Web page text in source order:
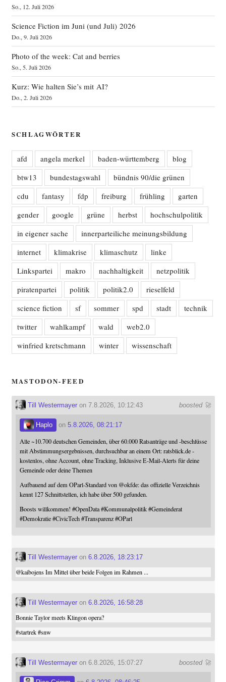
So., 12. Juli 2026
Science Fiction im Juni (und Juli) 2026
Do., 9. Juli 2026
Photo of the week: Cat and berries
So., 5. Juli 2026
Kurz: Wie halten Sie’s mit AI?
Do., 2. Juli 2026
SCHLAGWÖRTER
afd angela merkel baden-württemberg
blog
btw13
bundestagswahl
bündnis 90/die grünen
cdu
fantasy fdp freiburg frühling
garten
gender
google grüne herbst
hochschulpolitik
in eigener sache
innerparteiliche meinungsbildung
internet
klimakrise klimaschutz
linke
Linkspartei
makro nachhaltigkeit
netzpolitik
piratenpartei
politik politik2.0
rieselfeld
science fiction
sf sommer spd stadt
technik
twitter
wahlkampf wald
web2.0
winfried kretschmann
winter wissenschaft
MASTODON-FEED
boosted 🚀
Till Westermayeron 7.8.2026, 10:12:43
Haplo on 5.8.2026, 08:21:17
Alle ~10.700 deutschen Gemeinden, über 60.000 Ratsanträge und -beschlüsse
mit Abstimmungsergebnissen, durchsuchbar an einem Ort: ratsblick.de -
kostenlos, ohne Account, ohne Tracking, Inklusive E-Mail-Alerts für deine
Gemeinde oder deine Themen
Aufbauend auf dem OParl-Standard von @okfde: das offizielle Verzeichnis
kennt 127 Schnittstellen, ich habe über 500 gefunden.
Boosts willkommen! #OpenData #Kommunalpolitik #Gemeinderat
#Demokratie #CivicTech #Transparenz #OParl
Till Westermayeron 6.8.2026, 18:23:17
@kaibojensIm Mittel über beide Folgen im Rahmen ...
Till Westermayeron 6.8.2026, 16:58:28
Bonnie Taylor meets Klingon opera?
#startrek #snw
boosted 🚀
Till Westermayeron 6.8.2026, 15:07:27